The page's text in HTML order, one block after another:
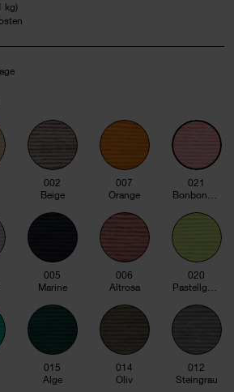
kg)
002
Beige
007
Orange
021
005
Marine
006
Altrosa
020
015
Alge
014
Oliv
012
Steingrau